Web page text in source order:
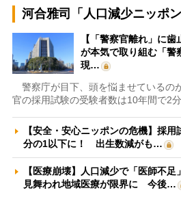
河合雅司「人口減少ニッポン
【「警察官離れ」に
が本気で取り組む「
現…
警察庁が目下、頭を悩ませているの
官の採用試験の受験者数は10年間で2
【安全・安心ニッポンの危機】採
分の1以下に！ 出生数減がも…
【医療崩壊】人口減少で「医師不
見舞われ地域医療が限界に 今後…